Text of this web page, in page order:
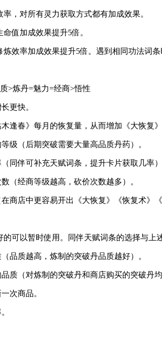
率，对所有灵力获取方式都有加成效果。
值加成效果提升5倍。
炼效率加成效果提升5倍。遇到相同功法词
>炼丹=魅力=经商>悟性
更快。
逢春》每月的恢复量，从而增加《大恢复》
级（后期突破需要大量高品质丹药）。
同伴可补充天赋词条，提升卡片获取几率）
（经商等级越高，砍价次数越多）。
商店中更容易开出《大恢复》《恢复术》
可以暂时使用。同伴天赋词条的选择与上
品质越高，炼制的突破丹品质越好）。
质（对炼制的突破丹和商店购买的突破丹
次商品。